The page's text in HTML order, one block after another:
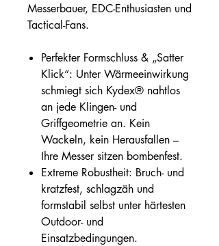
Messerbauer, EDC-Enthusiasten und
Tactical-Fans.
Perfekter Formschluss & „Satter
Klick“: Unter Wärmeeinwirkung
schmiegt sich Kydex® nahtlos
an jede Klingen- und
Griffgeometrie an. Kein
Wackeln, kein Herausfallen –
Ihre Messer sitzen bombenfest.
Extreme Robustheit: Bruch- und
kratzfest, schlagzäh und
formstabil selbst unter härtesten
Outdoor- und
Einsatzbedingungen.